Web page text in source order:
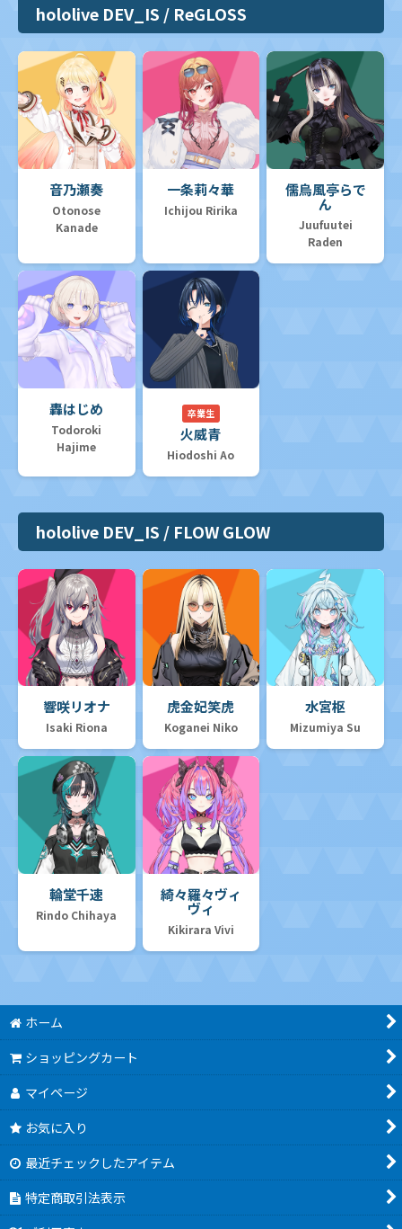
hololive DEV_IS / ReGLOSS
音乃瀬奏
Otonose
Kanade
一条莉々華
Ichijou Ririka
儒烏風亭らで
ん
Juufuutei
Raden
轟はじめ
Todoroki
Hajime
卒業生
火威青
Hiodoshi Ao
hololive DEV_IS / FLOW GLOW
響咲リオナ
Isaki Riona
虎金妃笑虎
Koganei Niko
水宮枢
Mizumiya Su
輪堂千速
Rindo Chihaya
綺々羅々ヴィ
ヴィ
Kikirara Vivi
ホーム
ショッピングカート
マイページ
お気に入り
最近チェックしたアイテム
特定商取引法表示